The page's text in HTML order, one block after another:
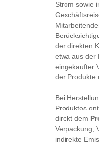
Strom sowie
der direkten
etwa aus der
eingekaufter
der Produkte
Bei
Produktes
direkt dem
Verpackung,
indirekte